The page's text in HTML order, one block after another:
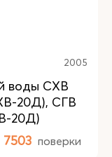
2005
воды СХВ
20Д), СГВ
20Д)
7503 поверки